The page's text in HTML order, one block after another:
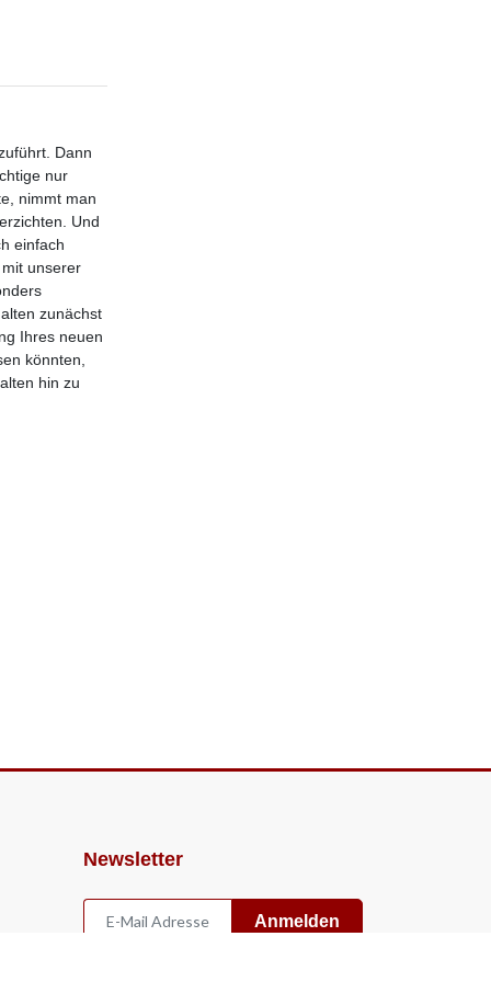
Dann
nur
nimmt man
Und
einfach
unserer
zunächst
Ihres neuen
könnten,
hin zu
Newsletter
Anmelden